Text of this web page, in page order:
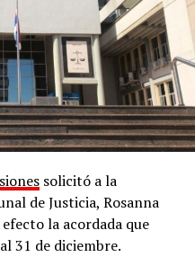
solicitó a la
de Justicia, Rosanna
la acordada que
31 de diciembre.